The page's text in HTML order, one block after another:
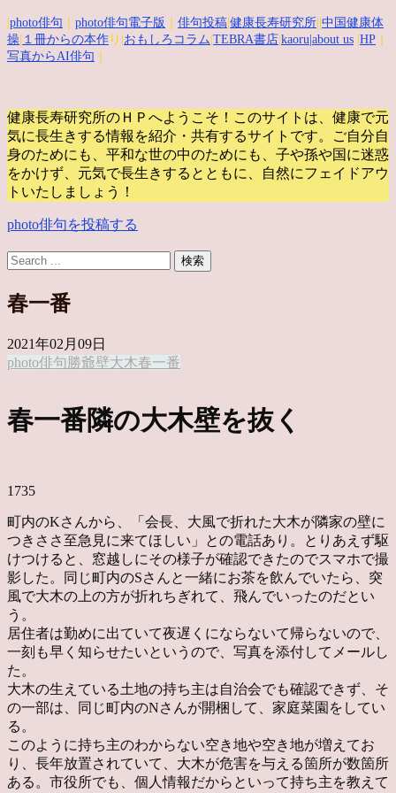
photo俳句 photo俳句電子版 俳句投稿 健康長寿研究所 中国健康体
操 １冊からの本作 り| おもしろコラム TEBRA書店 kaoru |about us HP
写真からAI俳句
健康長寿研究所のＨＰへようこそ！このサイトは、健康で元
気に長生きする情報を紹介・共有するサイトです。
ご自分自
身のためにも、平和な世の中のためにも、子や孫や国に迷惑
をかけず、元気で長生きするとともに、自然にフェイドアウ
トいたしましょう！
photo俳句を投稿する
春一番
2021年02月09日
photo俳句 勝爺壁大木春一番
春一番隣の大木壁を抜く
1735
町内のKさんから、「会長、大風で折れた大木が隣家の壁に
つきささ至急見に来てほしい」との電話あり。とりあえず駆
けつけると、窓越しにその様子が確認できたのでスマホで撮
影した。同じ町内のSさんと一緒にお茶を飲んでいたら、突
風で大木の上の方が折れちぎれて、飛んでいったのだとい
う。
居住者は勤めに出ていて夜遅くにならないて帰らないので、
一刻も早く知らせたいというので、写真を添付してメールし
た。
大木の生えている土地の持ち主は自治会でも確認できず、そ
の一部は、同じ町内のNさんが開梱して、家庭菜園をしてい
る。
このように持ち主のわからない空き地や空き地が増えてお
り、長年放置されていて、大木が危害を与える箇所が数箇所
ある。市役所でも、個人情報だからといって持ち主を教えて